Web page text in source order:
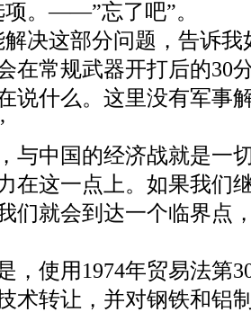
项。——”忘了吧”。
解决这部分问题，告诉
在常规武器开打后的30
说什么。这里没有军事
与中国的经济战就是一
在这一点上。如果我们
们就会到达一个临界点
，使用1974年贸易法第
术转让，并对钢铁和铝